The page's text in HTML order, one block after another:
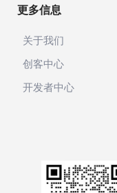
更多信息
关于我们
创客中心
开发者中心